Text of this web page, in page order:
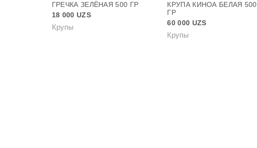
ГРЕЧКА ЗЕЛЁНАЯ 500 ГР
18 000 UZS
Крупы
КРУПА КИНОА БЕЛАЯ 500
ГР
60 000 UZS
Крупы